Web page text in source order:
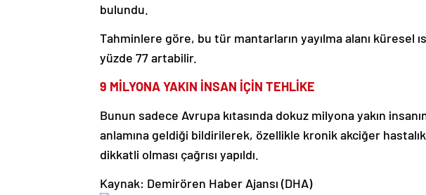
bulundu.
Tahminlere göre, bu tür mantarların yayılma alanı küresel
yüzde 77 artabilir.
9 MİLYONA YAKIN İNSAN İÇİN TEHLİKE
Bunun sadece Avrupa kıtasında dokuz milyona yakın
anlamına geldiği bildirilerek, özellikle kronik akciğer
dikkatli olması çağrısı yapıldı.
Kaynak: Demirören Haber Ajansı (DHA)